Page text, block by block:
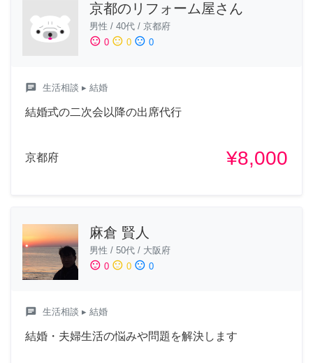
京都のリフォーム屋さん
男性 / 40代 / 京都府
sentiment_satisfied 0 sentiment_neutral 0 sentiment_dissatisfied 0
chat 生活相談 ▸ 結婚
結婚式の二次会以降の出席代行
京都府 ¥8,000
麻倉 賢人
男性 / 50代 / 大阪府
sentiment_satisfied 0 sentiment_neutral 0 sentiment_dissatisfied 0
chat 生活相談 ▸ 結婚
結婚・夫婦生活の悩みや問題を解決します